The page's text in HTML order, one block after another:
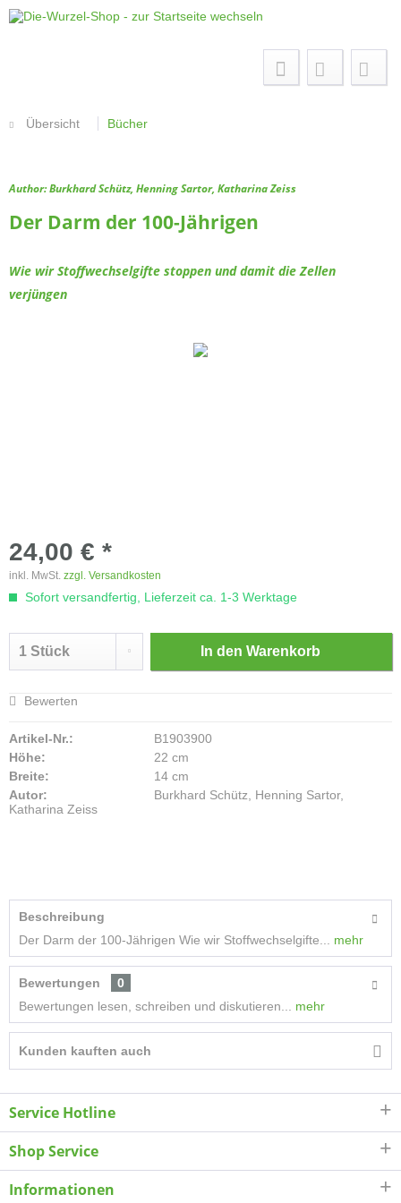
Übersicht Bücher
Author: Burkhard Schütz, Henning Sartor, Katharina Zeiss
Der Darm der 100-Jährigen
Wie wir Stoffwechselgifte stoppen und damit die Zellen
verjüngen
24,00 € *
inkl. MwSt. zzgl. Versandkosten
Sofort versandfertig, Lieferzeit ca. 1-3 Werktage
In den Warenkorb
Bewerten
Artikel-Nr.:
B1903900
Höhe:
22 cm
Breite:
14 cm
Autor:
Burkhard Schütz, Henning Sartor,
Katharina Zeiss
Beschreibung
Der Darm der 100-Jährigen Wie wir Stoffwechselgifte...
mehr
Bewertungen
0
Bewertungen lesen, schreiben und diskutieren...
mehr
Kunden kauften auch
Service Hotline
Shop Service
Informationen